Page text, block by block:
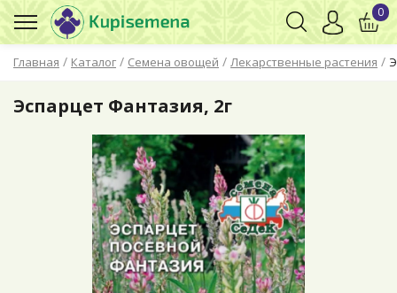
Главная / Каталог / Семена овощей / Лекарственные растения /
0
Эспарцет Фантазия, 2г